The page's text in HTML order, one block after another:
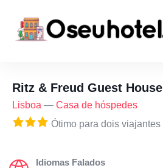
Ritz & Freud Guest House
Lisboa — Casa de hóspedes
Ótimo para dois viajantes
Idiomas Falados